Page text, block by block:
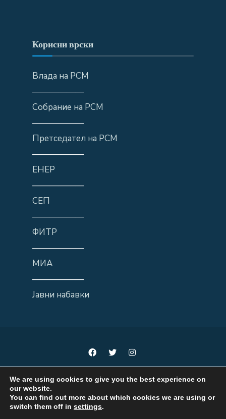
Корисни врски
Влада на РСМ
——————
Собрание на РСМ
——————
Претседател на РСМ
——————
ЕНЕР
——————
СЕП
——————
ФИТР
——————
МИА
——————
Јавни набавки
Мисли локално, делувај регионално, развивај национално
We are using cookies to give you the best experience on
our website.
You can find out more about which cookies we are using or
switch them off in settings.